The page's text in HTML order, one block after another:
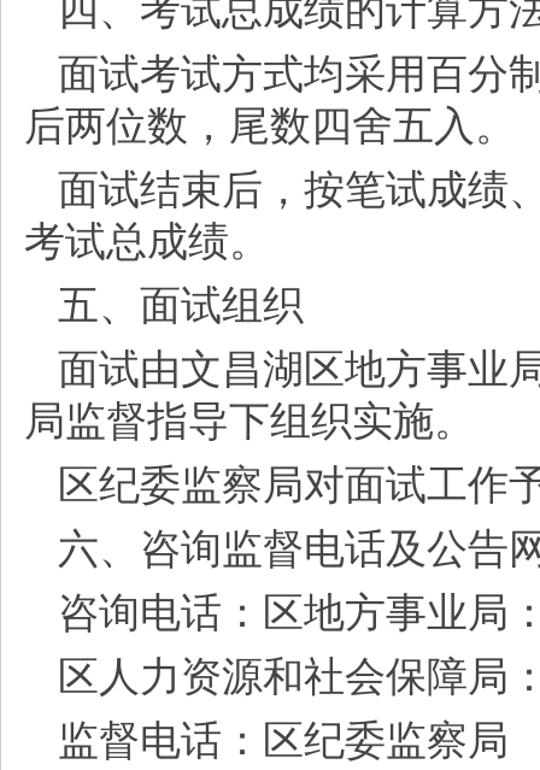
四、考试总成绩的计算方
面试考试方式均采用百分
后两位数，尾数四舍五入。
面试结束后，按笔试成绩
考试总成绩。
五、面试组织
面试由文昌湖区地方事业
局监督指导下组织实施。
区纪委监察局对面试工作
六、咨询监督电话及公告
咨询电话：区地方事业局
区人力资源和社会保障局
监督电话：区纪委监察局